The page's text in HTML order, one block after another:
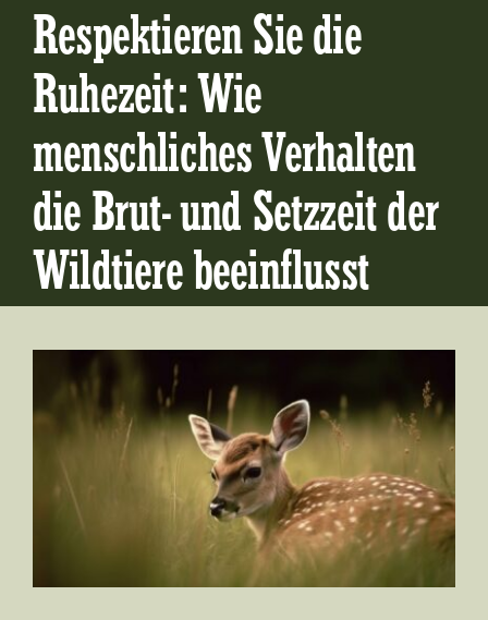
Respektieren Sie die
Ruhezeit: Wie
menschliches Verhalten
die Brut- und Setzzeit der
Wildtiere beeinflusst
grösseres
Bild